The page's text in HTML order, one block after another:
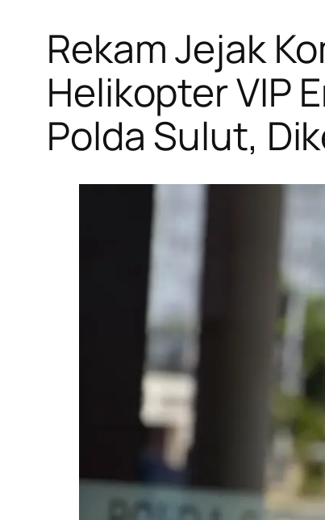
Rekam Jejak
Helikopter VIP
Polda Sulut,